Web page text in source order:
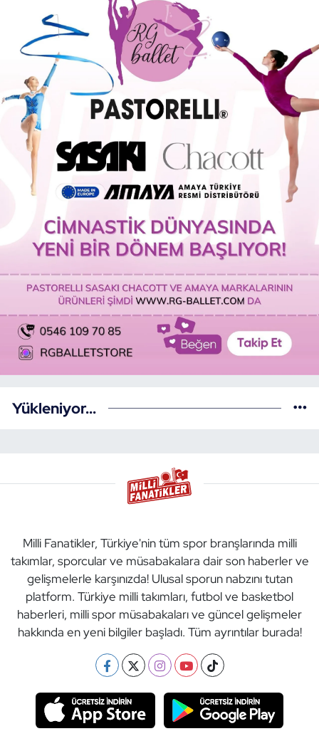
Yükleniyor...
Milli Fanatikler, Türkiye'nin tüm spor branşlarında milli
takımlar, sporcular ve müsabakalara dair son haberler ve
gelişmelerle karşınızda! Ulusal sporun nabzını tutan
platform. Türkiye milli takımları, futbol ve basketbol
haberleri, milli spor müsabakaları ve güncel gelişmeler
hakkında en yeni bilgiler başladı. Tüm ayrıntılar burada!